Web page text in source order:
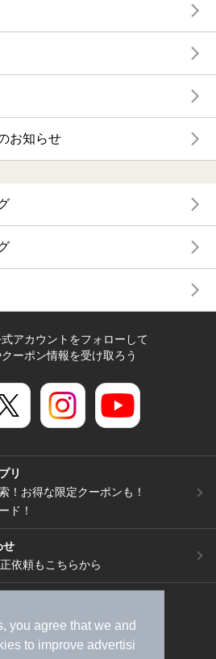
you agree that we and
to improve advertisi
お知らせ
アカウントをフォローして
ーポン情報を受け取ろう
リ
！お得な限定クーポンも！
ド！
せ
依頼もこちらから
請求）
広告出稿のご案内
フスタイルMEMBERS+規約